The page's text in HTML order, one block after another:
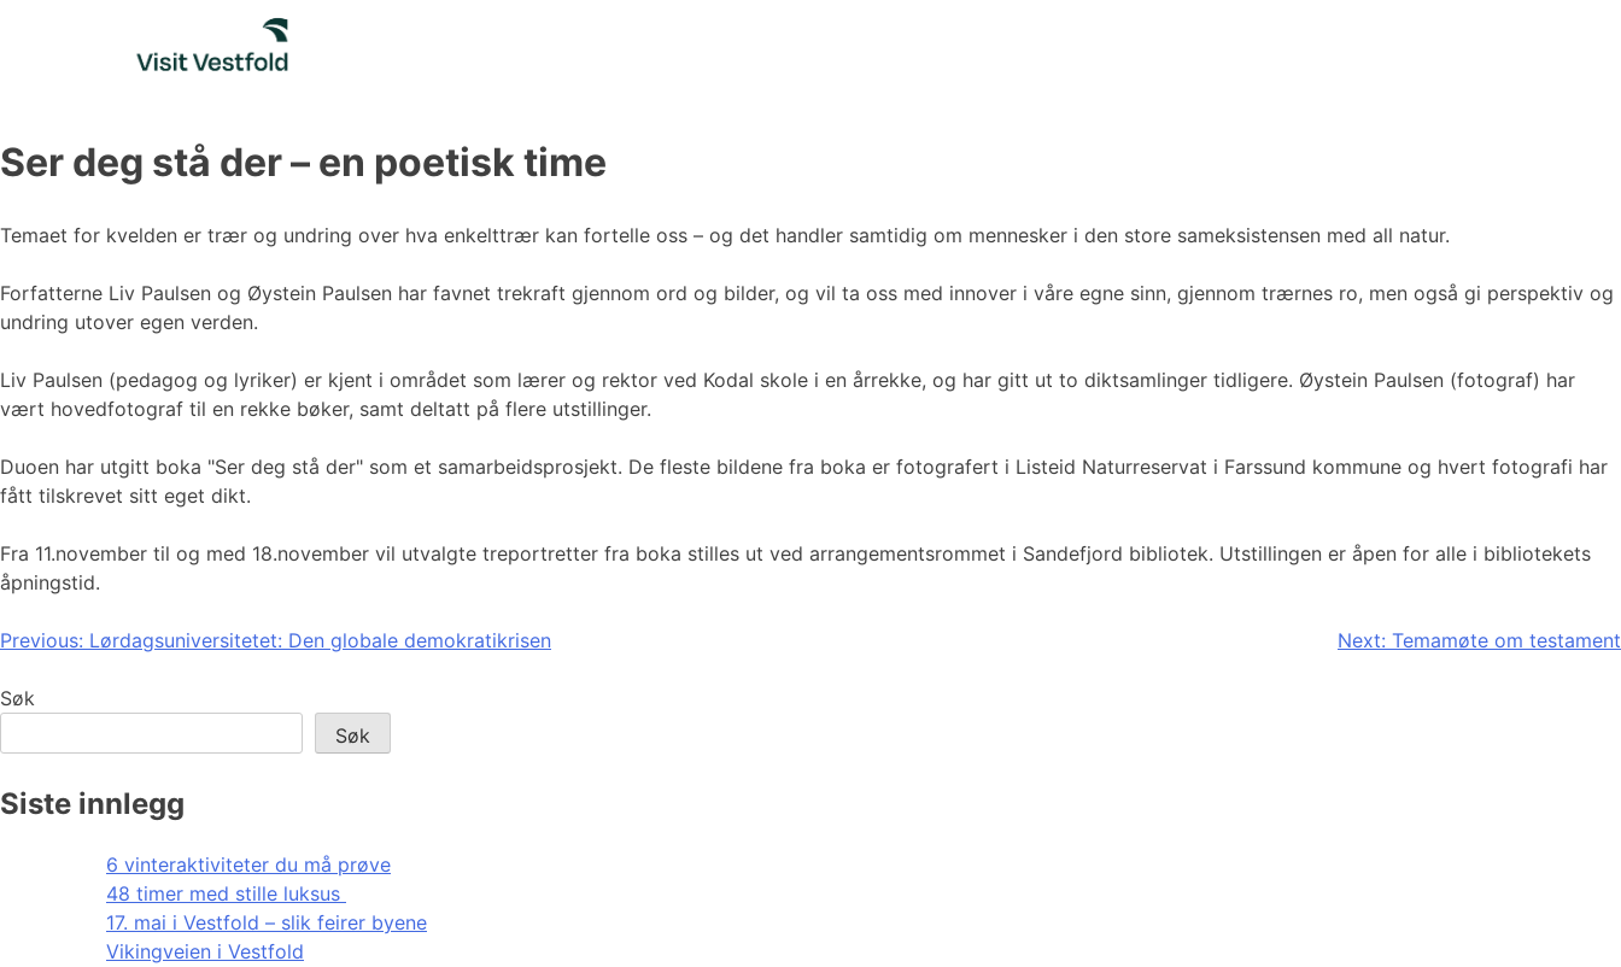
Ser deg stå der – en poetisk time
Temaet for kvelden er trær og undring over hva enkelttrær kan fortelle oss – og det handler samtidig om mennesker i den store sameksistensen med all natur.
Forfatterne Liv Paulsen og Øystein Paulsen har favnet trekraft gjennom ord og bilder, og vil ta oss med innover i våre egne sinn, gjennom trærnes ro, men også gi perspektiv og
undring utover egen verden.
Liv Paulsen (pedagog og lyriker) er kjent i området som lærer og rektor ved Kodal skole i en årrekke, og har gitt ut to diktsamlinger tidligere. Øystein Paulsen (fotograf) har
vært hovedfotograf til en rekke bøker, samt deltatt på flere utstillinger.
Duoen har utgitt boka "Ser deg stå der" som et samarbeidsprosjekt. De fleste bildene fra boka er fotografert i Listeid Naturreservat i Farssund kommune og hvert fotografi har
fått tilskrevet sitt eget dikt.
Fra 11.november til og med 18.november vil utvalgte treportretter fra boka stilles ut ved arrangementsrommet i Sandefjord bibliotek. Utstillingen er åpen for alle i bibliotekets
åpningstid.
Innleggsnavigasjon
Previous: Lørdagsuniversitetet: Den globale demokratikrisen Next: Temamøte om testament
Søk
Søk
Siste innlegg
6 vinteraktiviteter du må prøve
48 timer med stille luksus
17. mai i Vestfold – slik feirer byene
Vikingveien i Vestfold